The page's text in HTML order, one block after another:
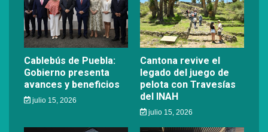
Cablebús de Puebla:
Gobierno presenta
avances y beneficios
julio 15, 2026
Cantona revive el
legado del juego de
pelota con Travesías
del INAH
julio 15, 2026